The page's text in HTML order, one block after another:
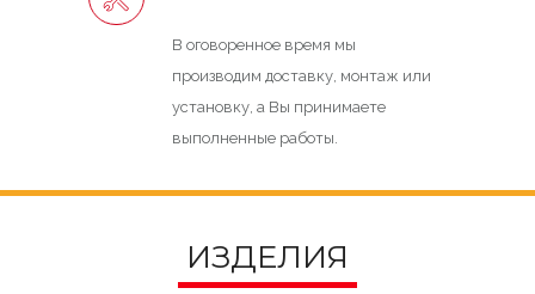
В оговоренное время мы
производим доставку, монтаж или
установку, а Вы принимаете
выполненные работы.
ИЗДЕЛИЯ